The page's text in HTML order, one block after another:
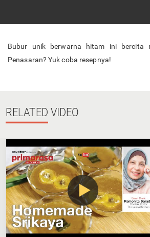
Bubur unik berwarna hitam ini bercita
Penasaran? Yuk coba resepnya!
RELATED VIDEO